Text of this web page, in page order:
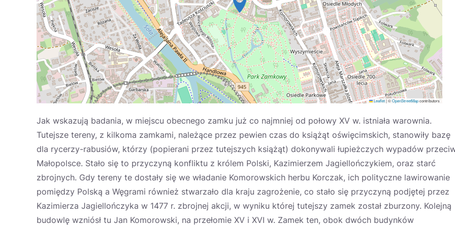
Leaflet|©OpenStreetMapcontributors
Jak wskazują badania, w miejscu obecnego zamku już co najmniej od połowy XV w. istniała warownia.
Tutejsze tereny, z kilkoma zamkami, należące przez pewien czas do książąt oświęcimskich, stanowiły bazę
dla rycerzy-rabusiów, którzy (popierani przez tutejszych książąt) dokonywali łupieżczych wypadów
Małopolsce. Stało się to przyczyną konfliktu z królem Polski, Kazimierzem Jagiellończykiem, oraz starć
zbrojnych. Gdy tereny te dostały się we władanie Komorowskich herbu Korczak, ich polityczne lawirowanie
pomiędzy Polską a Węgrami również stwarzało dla kraju zagrożenie, co stało się przyczyną podjętej przez
Kazimierza Jagiellończyka w 1477 r. zbrojnej akcji, w wyniku której tutejszy zamek został zburzony. Kolejną
budowlę wzniósł tu Jan Komorowski, na przełomie XV i XVI w. Zamek ten, obok dwóch budynków